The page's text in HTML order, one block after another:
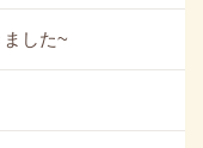
した~